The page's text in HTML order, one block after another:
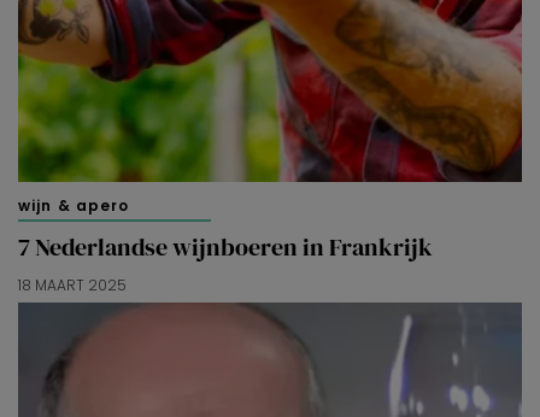
wijn & apero
7 Nederlandse wijnboeren in Frankrijk
18 MAART 2025